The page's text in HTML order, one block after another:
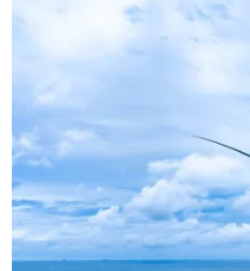
Chọn đúng đầu tàu:
nước mạnh và bài
06/08/2026 00:56